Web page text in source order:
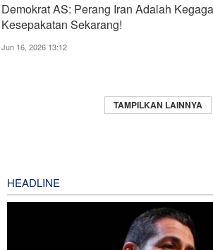
Demokrat AS: Perang Iran Adalah
Kesepakatan Sekarang!
Jun 16, 2026 13:12
TAMPILKAN LAINNYA
HEADLINE